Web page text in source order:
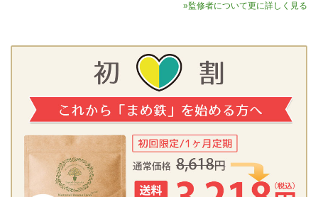
»監修者について更に詳しく見る